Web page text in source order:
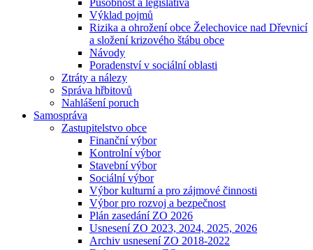
Působnost a legislativa
Výklad pojmů
Rizika a ohrožení obce Želechovice nad Dřevnicí
a složení krizového štábu obce
Návody
Poradenství v sociální oblasti
Ztráty a nálezy
Správa hřbitovů
Nahlášení poruch
Samospráva
Zastupitelstvo obce
Finanční výbor
Kontrolní výbor
Stavební výbor
Sociální výbor
Výbor kulturní a pro zájmové činnosti
Výbor pro rozvoj a bezpečnost
Plán zasedání ZO 2026
Usnesení ZO 2023, 2024, 2025, 2026
Archiv usnesení ZO 2018-2022